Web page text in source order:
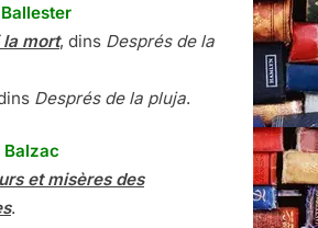
la mort, dins Després de la
Després de la pluja.
Balzac
et misères des
.